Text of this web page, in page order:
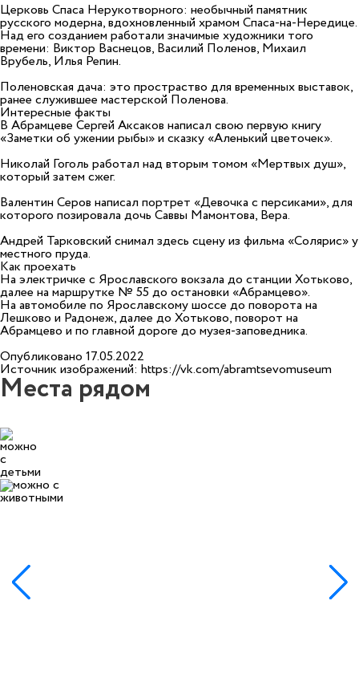
Церковь Спаса Нерукотворного: необычный памятник
русского модерна, вдохновленный храмом Спаса-на-Нередице.
Над его созданием работали значимые художники того
времени: Виктор Васнецов, Василий Поленов, Михаил
Врубель, Илья Репин.
Поленовская дача: это простраство для временных выставок,
ранее служившее мастерской Поленова.
Интересные факты
В Абрамцеве Сергей Аксаков написал свою первую книгу
«Заметки об ужении рыбы» и сказку «Аленький цветочек».
Николай Гоголь работал над вторым томом «Мертвых душ»,
который затем сжег.
Валентин Серов написал портрет «Девочка с персиками», для
которого позировала дочь Саввы Мамонтова, Вера.
Андрей Тарковский снимал здесь сцену из фильма «Солярис» у
местного пруда.
Как проехать
На электричке с Ярославского вокзала до станции Хотьково,
далее на маршрутке № 55 до остановки «Абрамцево».
На автомобиле по Ярославскому шоссе до поворота на
Лешково и Радонеж, далее до Хотьково, поворот на
Абрамцево и по главной дороге до музея-заповедника.
Опубликовано 17.05.2022
Источник изображений: https://vk.com/abramtsevomuseum
Места рядом